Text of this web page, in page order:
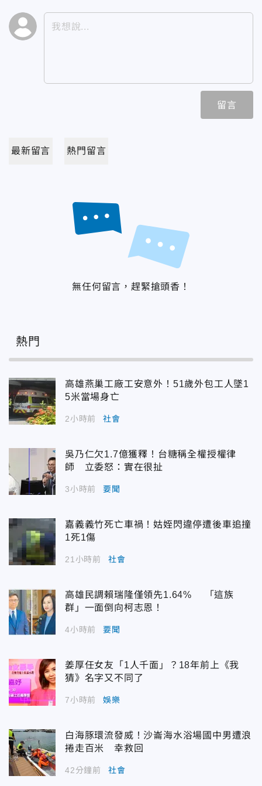
留言
最新留言 熱門留言
無任何留言，趕緊搶頭香！
熱門
高雄燕巢工廠工安意外！51歲外包工人墜1
5米當場身亡
2小時前 社會
吳乃仁欠1.7億獲釋！台糖稱全權授權律
師 立委怒：實在很扯
3小時前 要聞
嘉義義竹死亡車禍！姑姪閃違停遭後車追撞
1死1傷
21小時前 社會
高雄民調賴瑞隆僅領先1.64% 「這族
群」一面倒向柯志恩！
4小時前 要聞
姜厚任女友「1人千面」？18年前上《我
猜》名字又不同了
7小時前 娛樂
白海豚環流發威！沙崙海水浴場國中男遭浪
捲走百米 幸救回
42分鐘前 社會